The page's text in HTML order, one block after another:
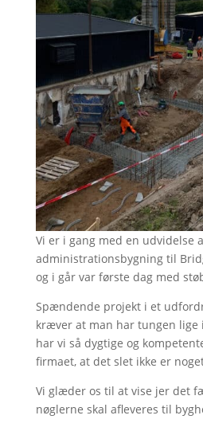
Vi er i gang med en udvidelse
administrationsbygning til
og i går var første dag med
Spændende projekt i et
kræver at man har tungen lige
har vi så dygtige og
firmaet, at det slet ikke er
Vi glæder os til at vise jer det
nøglerne skal afleveres til